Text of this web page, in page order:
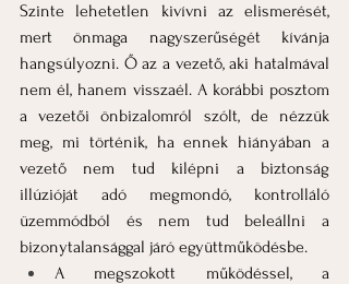
Szinte lehetetlen kivívni az elismerését,
mert önmaga nagyszerűségét kívánja
hangsúlyozni. Ő az a vezető, aki hatalmával
nem él, hanem visszaél. A korábbi posztom
a vezetői önbizalomról szólt, de nézzük
meg, mi történik, ha ennek hiányában a
vezető nem tud kilépni a biztonság
illúzióját adó megmondó, kontrolláló
üzemmódból és nem tud beleállni a
bizonytalansággal járó együttműködésbe.
A megszokott működéssel, a